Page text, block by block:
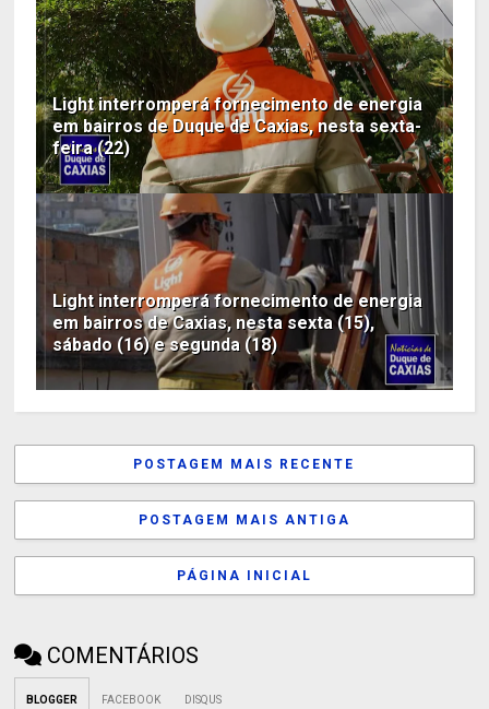
Light interromperá fornecimento de energia
em bairros de Duque de Caxias, nesta sexta-
feira (22)
Light interromperá fornecimento de energia
em bairros de Caxias, nesta sexta (15),
sábado (16) e segunda (18)
POSTAGEM MAIS RECENTE
POSTAGEM MAIS ANTIGA
PÁGINA INICIAL
COMENTÁRIOS
BLOGGER FACEBOOK DISQUS